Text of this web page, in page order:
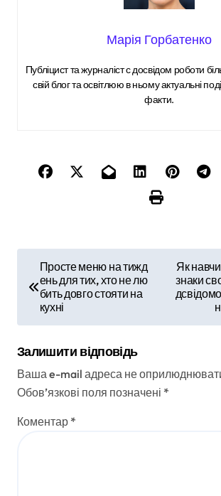
Марія Горбатенко
Публіцист та журналіст с досвідом роботи більше 5 років. Веду
свій блог та освітлюю в ньому актуальні
факти.
в
і
г
Просте меню на тижд
ень для тих, хто не лю
бить довго стояти на
кухні
Як
знаки
Залишити відповідь
Ваша e-mail адреса не
Обов’язкові поля позначені *
Коментар *